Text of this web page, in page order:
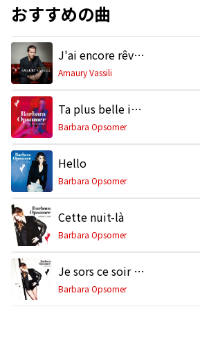
おすすめの曲
J'ai encore rêvé d'elle (feat. Barbara Opsomer)
Amaury Vassili
Ta plus belle insomnie
Barbara Opsomer
Hello
Barbara Opsomer
Cette nuit-là
Barbara Opsomer
Je sors ce soir (Radio Edit)
Barbara Opsomer